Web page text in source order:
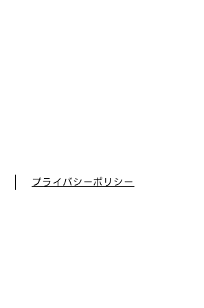
プライバシーポリシー